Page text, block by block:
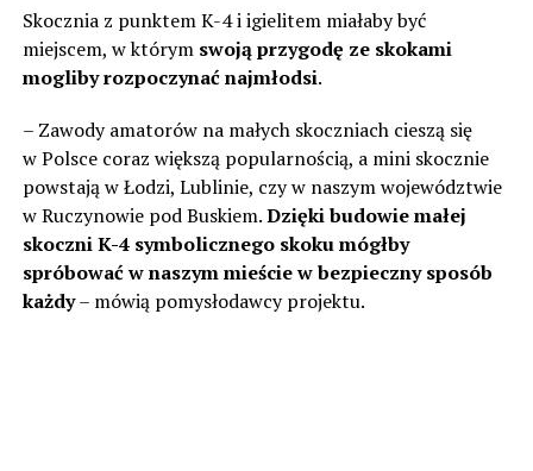
Skocznia z punktem K-4 i igielitem miałaby być
miejscem, w którym swoją przygodę ze skokami
mogliby rozpoczynać najmłodsi.
– Zawody amatorów na małych skoczniach cieszą się
w Polsce coraz większą popularnością, a mini skocznie
powstają w Łodzi, Lublinie, czy w naszym województwie
w Ruczynowie pod Buskiem.Dzięki budowie małej
skoczni K-4 symbolicznego skoku mógłby
spróbować w naszym mieście w bezpieczny sposób
każdy– mówią pomysłodawcy projektu.